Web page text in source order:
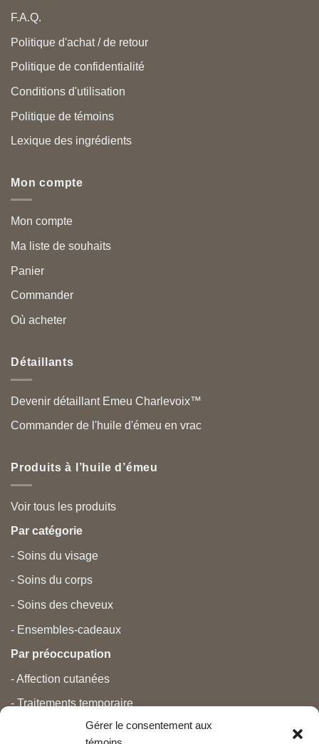
Gérer le consentement aux
F.A.Q.
Politique d'achat / de retour
Politique de confidentialité
Conditions d'utilisation
Politique de témoins
Lexique des ingrédients
Mon compte
Mon compte
Ma liste de souhaits
Panier
Commander
Où acheter
Détaillants
Devenir détaillant Emeu Charlevoix™
Commander de l'huile d'émeu en vrac
Produits à l’huile d’émeu
Voir tous les produits
Par catégorie
- Soins du visage
- Soins du corps
- Soins des cheveux
- Ensembles-cadeaux
Par préoccupation
- Affection cutanées
- Traitements temporaire